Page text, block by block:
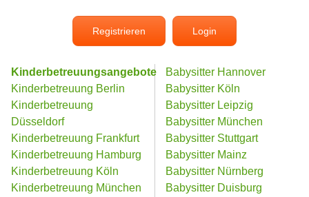
Registrieren Login
Kinderbetreuungsangebote
Kinderbetreuung Berlin
Kinderbetreuung
Düsseldorf
Kinderbetreuung Frankfurt
Kinderbetreuung Hamburg
Kinderbetreuung Köln
Kinderbetreuung München
Babysitter Hannover
Babysitter Köln
Babysitter Leipzig
Babysitter München
Babysitter Stuttgart
Babysitter Mainz
Babysitter Nürnberg
Babysitter Duisburg